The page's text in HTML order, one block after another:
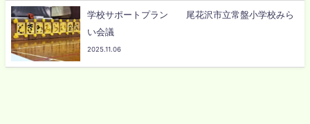
学校サポートプラン 尾花沢市立常盤小学校みら
い会議
2025.11.06